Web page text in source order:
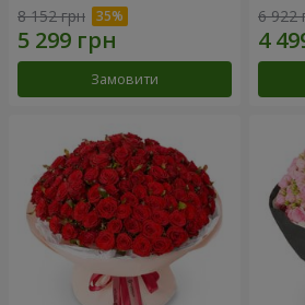
8 152 грн
Замовити
6 922